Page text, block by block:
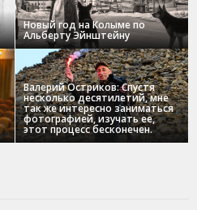
Новый год на Колыме по
Альберту Эйнштейну
Валерий Остриков: Спустя
несколько десятилетий, мне
так же интересно заниматься
фотографией, изучать ее,
этот процесс бесконечен.